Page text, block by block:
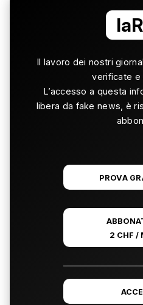
Il lavoro dei nostri
verificate e
L’accesso a questa
libera da fake news, è
PROVA
2 CHF /